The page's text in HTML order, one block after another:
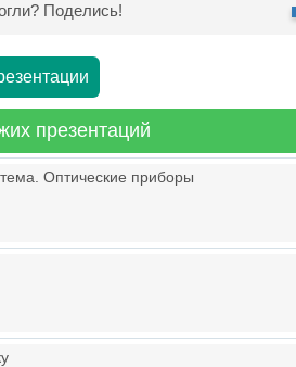
Поделись!
презентаций
Оптические приборы